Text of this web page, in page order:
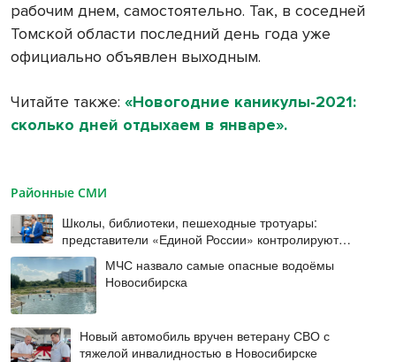
рабочим днем, самостоятельно. Так, в соседней
Томской области последний день года уже
официально объявлен выходным.
Читайте также: «Новогодние каникулы-2021:
сколько дней отдыхаем в январе».
Районные СМИ
Школы, библиотеки, пешеходные тротуары:
представители «Единой России» контролируют
работы на социальных объектах
МЧС назвало самые опасные водоёмы
Новосибирска
Новый автомобиль вручен ветерану СВО с
тяжелой инвалидностью в Новосибирске